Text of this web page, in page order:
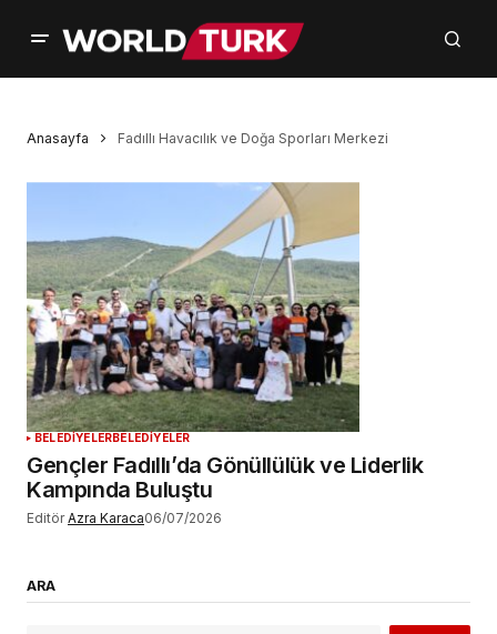
Anasayfa Fadıllı Havacılık ve Doğa Sporları Merkezi
BELEDİYELERBELEDİYELER
Gençler Fadıllı’da Gönüllülük ve Liderlik
Kampında Buluştu
Editör Azra Karaca06/07/2026
ARA